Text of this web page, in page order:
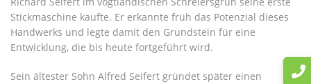
Stickmaschine kaufte. Er erkannte früh das Potenzial dieses
Handwerks und legte damit den Grundstein für eine
Entwicklung, die bis heute fortgeführt wird.
Sein ältester Sohn Alfred Seifert gründet später einen